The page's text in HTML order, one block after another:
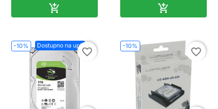
 
-10% Dostupno na upit
favorite_border
-10%
favorite_border